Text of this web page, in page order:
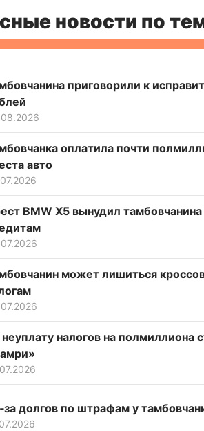
новости по
приговорили к
оплатила почти
авто
BMW X5 вынудил
может лишиться
неуплату налогов на полмиллиона
долгов по штрафам у